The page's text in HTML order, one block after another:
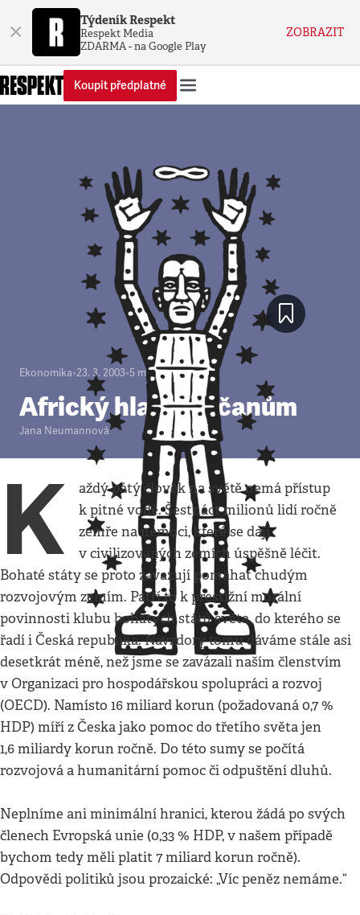
× Týdeník Respekt
Respekt Media
ZDARMA - na Google Play
ZOBRAZIT
Koupit předplatné
Ekonomika•23. 3. 2003•5 minut
Africký hlad Afričanům
Jana Neumannová
K
aždý pátý člověk na světě nemá přístup
k pitné vodě. Šestnáct milionů lidí ročně
zemře na nemoci, které se dají
v civilizovaných zemích úspěšně léčit.
Bohaté státy se proto zavazují pomáhat chudým
rozvojovým zemím. Patří to k prestižní morální
povinnosti klubu bohatých států světa, do kterého se
řadí i Česká republika. Navzdory tomu dáváme stále asi
desetkrát méně, než jsme se zavázali naším členstvím
v Organizaci pro hospodářskou spolupráci a rozvoj
(OECD). Namísto 16 miliard korun (požadovaná 0,7 %
HDP) míří z Česka jako pomoc do třetího světa jen
1,6 miliardy korun ročně. Do této sumy se počítá
rozvojová a humanitární pomoc či odpuštění dluhů.
Neplníme ani minimální hranici, kterou žádá po svých
členech Evropská unie (0,33 % HDP, v našem případě
bychom tedy měli platit 7 miliard korun ročně).
Odpovědi politiků jsou prozaické: „Víc peněz nemáme.“